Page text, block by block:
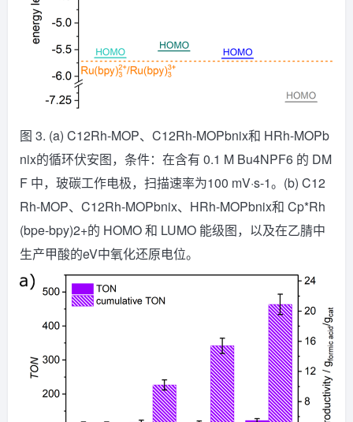
图 3. (a) C12Rh-MOP、C12Rh-MOPbnix和 HRh-MOPb
nix的循环伏安图，条件：在含有 0.1 M Bu4NPF6 的 DM
F 中，玻碳工作电极，扫描速率为100 mV·s-1。(b) C12
Rh-MOP、C12Rh-MOPbnix、HRh-MOPbnix和 Cp*Rh
(bpe-bpy)2+的 HOMO 和 LUMO 能级图，以及在乙腈中
生产甲酸的eV中氧化还原电位。